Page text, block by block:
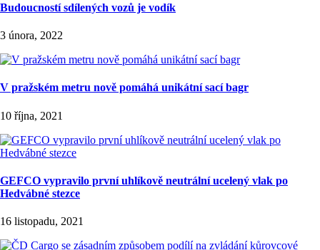
Budoucností sdílených vozů je vodík
3 února, 2022
V pražském metru nově pomáhá unikátní sací bagr
10 října, 2021
GEFCO vypravilo první uhlíkově neutrální ucelený vlak po
Hedvábné stezce
16 listopadu, 2021